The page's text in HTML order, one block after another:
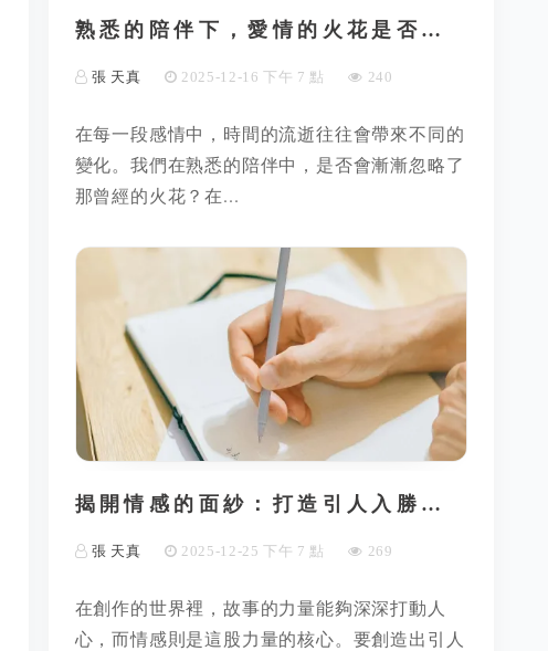
熟悉的陪伴下，愛情的火花是否…
張 天真 2025-12-16 下午 7 點 240
在每一段感情中，時間的流逝往往會帶來不同的
變化。我們在熟悉的陪伴中，是否會漸漸忽略了
那曾經的火花？在...
揭開情感的面紗：打造引人入勝…
張 天真 2025-12-25 下午 7 點 269
在創作的世界裡，故事的力量能夠深深打動人
心，而情感則是這股力量的核心。要創造出引人